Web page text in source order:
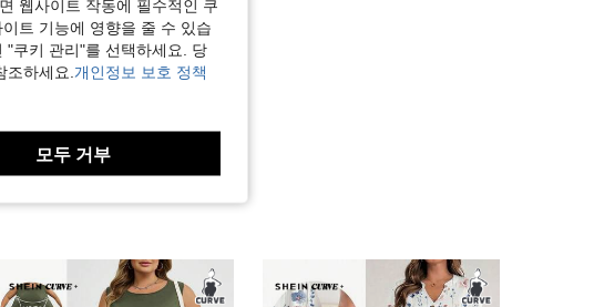
웹사이트 작동에 필수적인 쿠
트 기능에 영향을 줄 수 있습
"쿠키 관리"를 선택하세요. 당
하세요. 개인정보 보호 정책
모두 거부